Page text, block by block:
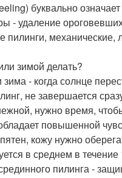
буквально
- удаление
пилинги, механические,
зимой делать?
- когда солнце
не завершается
нужно время,
повышенной
кожу нужно
в среднем в
пилинга -